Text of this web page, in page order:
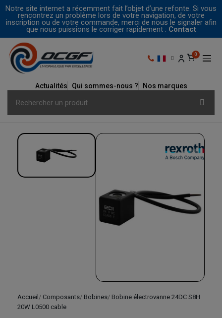
Notre site internet a récemment fait l’objet d’une refonte. Si vous
rencontrez un problème lors de votre navigation, de votre
inscription ou de votre commande, merci de nous le signaler afin
que nous puissions le corriger rapidement : Contact
Actualités Qui sommes-nous ? Nos marques
Accueil Composants Bobines Bobine électrovanne 24DC S8H
20W L0500 cable